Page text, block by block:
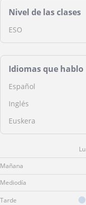
Nivel de las clases
ESO
Idiomas que hablo
Español
Inglés
Euskera
Lu
Mañana
Mediodía
Tarde